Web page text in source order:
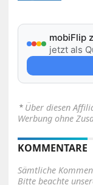
mobiFlip
jetzt als
⋆ Über diesen
Werbung ohne
KOMMENTARE
Sämtliche
Bitte beachte